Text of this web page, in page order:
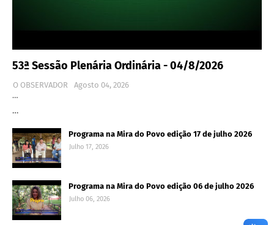
53ª Sessão Plenária Ordinária - 04/8/2026
O OBSERVADOR
Agosto 04, 2026
…
…
Programa na Mira do Povo edição 17 de julho 2026
Julho 17, 2026
Programa na Mira do Povo edição 06 de julho 2026
Julho 06, 2026